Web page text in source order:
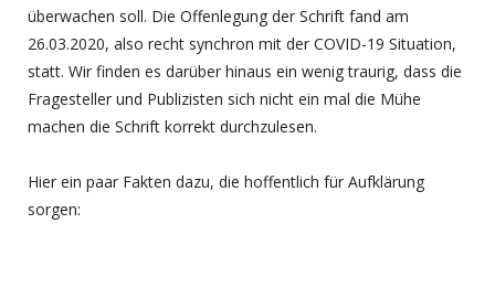
überwachen soll. Die Offenlegung der Schrift fand am
26.03.2020, also recht synchron mit der COVID-19 Situation,
statt. Wir finden es darüber hinaus ein wenig traurig, dass die
Fragesteller und Publizisten sich nicht ein mal die Mühe
machen die Schrift korrekt durchzulesen.
Hier ein paar Fakten dazu, die hoffentlich für Aufklärung
sorgen: